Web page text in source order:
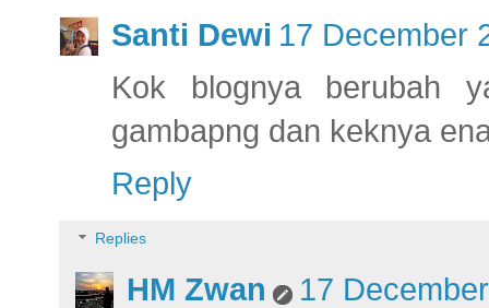
Santi Dewi 17 December
Kok blognya berubah
gambapng dan keknya
Reply
Replies
HM Zwan
17